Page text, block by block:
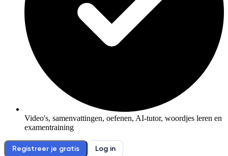
Video's, samenvattingen, oefenen, AI-tutor, woordjes leren en
examentraining
Registreer je gratis Log in